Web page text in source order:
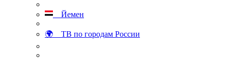
Йемен
🌍 ТВ по городам России